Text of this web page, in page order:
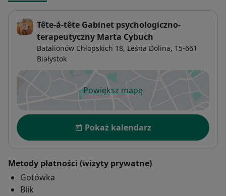
Tête-á-tête Gabinet psychologiczno-
terapeutyczny Marta Cybuch
Batalionów Chłopskich 18, Leśna Dolina, 15-661
Białystok
Powiększ mapęotwiera się w nowej karcie
Dostępność
Pokaż kalendarz
Metody płatności (wizyty prywatne)
Gotówka
Blik